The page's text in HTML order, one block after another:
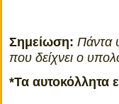
Σημείωση: Πάντα
που δείχνει ο
*Τα αυτοκόλλητα